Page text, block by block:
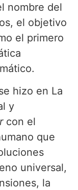
nombre del
el objetivo
el primero
hizo en La
y
con el
que
universal,
la